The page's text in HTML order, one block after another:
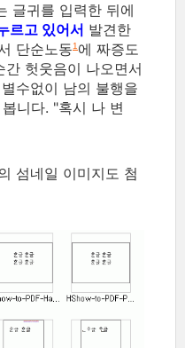
글귀를 입력한 뒤에
르고 있어서 발견한
단순노동1 에 짜증도
헛웃음이 나오면서
수없이 남의 불행을
니다. "혹시 나 변
섬네일 이미지도 첨